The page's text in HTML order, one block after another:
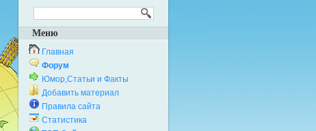
Меню
Главная
Форум
Юмор,Статьи и Факты
Добавить материал
Правила сайта
Статистика